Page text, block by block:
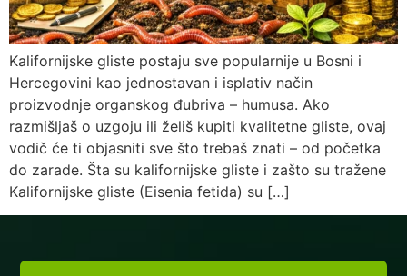
Kalifornijske gliste postaju sve popularnije u Bosni i
Hercegovini kao jednostavan i isplativ način
proizvodnje organskog đubriva – humusa. Ako
razmišljaš o uzgoju ili želiš kupiti kvalitetne gliste, ovaj
vodič će ti objasniti sve što trebaš znati – od početka
do zarade. Šta su kalifornijske gliste i zašto su tražene
Kalifornijske gliste (Eisenia fetida) su […]